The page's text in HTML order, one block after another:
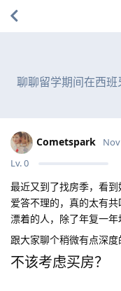
聊聊留学期间在西班
Cometspark
Lv.0
最近又到了找房季，看
爱答不理的，真的太有
漂着的人，除了年复一
跟大家聊个稍微有点深度
不该考虑买房？